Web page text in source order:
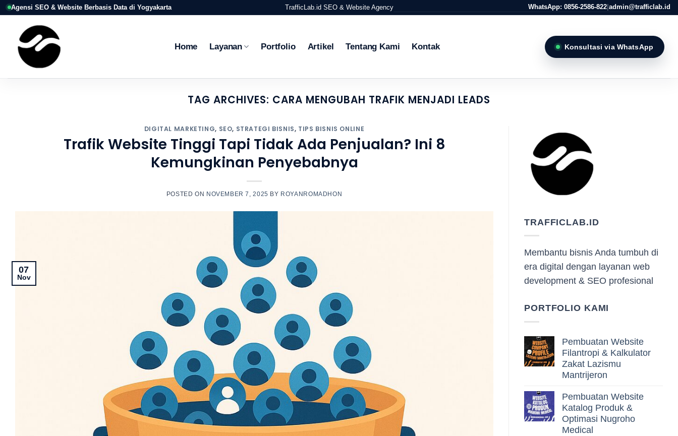
Skip
content
Agensi SEO & Website Berbasis Data di Yogyakarta TrafficLab.id SEO & Website Agency WhatsApp: 0856-2586-822 admin@trafficlab.id
Home Layanan Portfolio Artikel Tentang Kami Kontak Konsultasi via WhatsApp
TAG ARCHIVES: CARA MENGUBAH TRAFIK MENJADI LEADS
DIGITAL MARKETING, SEO, STRATEGI BISNIS, TIPS BISNIS ONLINE
Trafik Website Tinggi Tapi Tidak Ada Penjualan? Ini 8
Kemungkinan Penyebabnya
POSTED ON NOVEMBER 7, 2025 BY ROYANROMADHON
07
Nov
TRAFFICLAB.ID
Membantu bisnis Anda tumbuh di
era digital dengan layanan web
development & SEO profesional
PORTFOLIO KAMI
Pembuatan Website
Filantropi & Kalkulator
Zakat Lazismu
Mantrijeron
Pembuatan Website
Katalog Produk &
Optimasi Nugroho
Medical